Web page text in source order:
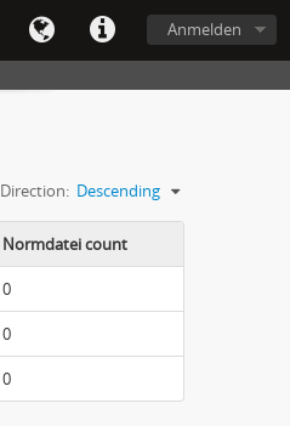
Anmelden
Direction: Descending
Normdatei count
0
0
0